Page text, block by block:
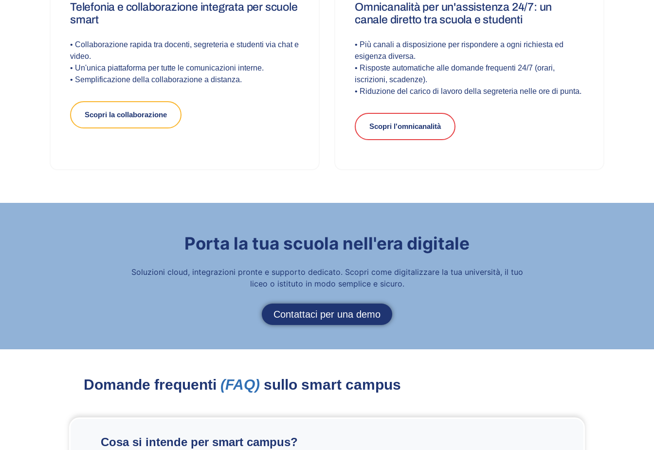
Telefonia e collaborazione integrata per scuole
smart
• Collaborazione rapida tra docenti, segreteria e studenti via chat e
video.
• Un'unica piattaforma per tutte le comunicazioni interne.
• Semplificazione della collaborazione a distanza.
Scopri la collaborazione
Omnicanalità per un'assistenza 24/7: un
canale diretto tra scuola e studenti
• Più canali a disposizione per rispondere a ogni richiesta ed
esigenza diversa.
• Risposte automatiche alle domande frequenti 24/7 (orari,
iscrizioni, scadenze).
• Riduzione del carico di lavoro della segreteria nelle ore di punta.
Scopri l'omnicanalità
Porta la tua scuola nell'era digitale
Soluzioni cloud, integrazioni pronte e supporto dedicato. Scopri come digitalizzare la tua università, il tuo
liceo o istituto in modo semplice e sicuro.
Contattaci per una demo
Domande frequenti (FAQ) sullo smart campus
Cosa si intende per smart campus?